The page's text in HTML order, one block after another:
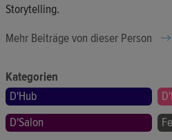
Storytelling.
Mehr Beiträge von dieser Person
Kategorien
D'Hub
D'Salon